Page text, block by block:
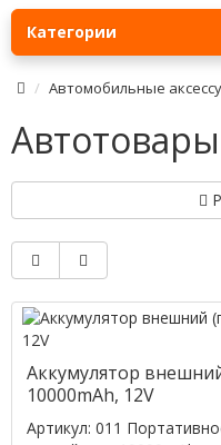
Категории
Автомобильные
Автотовары
Аккумулятор
10000mAh, 12V
Артикул: 011